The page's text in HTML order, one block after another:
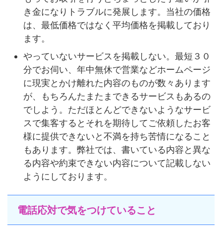
き金になりトラブルに発展します。当社の価格
は、最低価格ではなく平均価格を掲載しており
ます。
やっていないサービスを掲載しない。最短３０
分でお伺い、年中無休で営業などホームページ
に現実とかけ離れた内容のものが数々あります
が、もちろんたまたまできるサービスもあるの
でしよう。ただほとんどできないようなサービ
スで集客するとそれを期待してご依頼したお客
様に提供できないと不満を持ち苦情になること
もあります。弊社では、書いている内容と異な
る内容や約束できない内容について記載しない
ようにしております。
電話応対で気をつけていること